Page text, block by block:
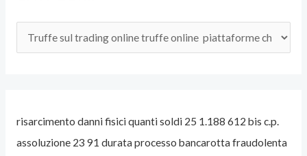
O
C
risarcimento danni fisici quanti soldi 25 1.188 612 bis c.p.
assoluzione 23 91 durata processo bancarotta fraudolenta